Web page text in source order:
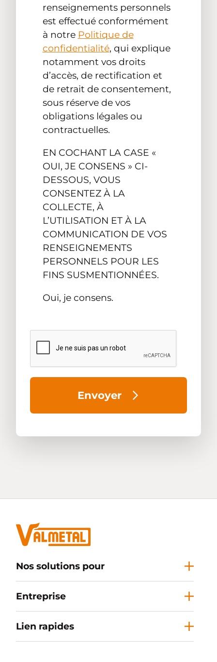
renseignements personnels
est effectué conformément
à notre Politique de
confidentialité, qui explique
notamment vos droits
d’accès, de rectification et
de retrait de consentement,
sous réserve de vos
obligations légales ou
contractuelles.
EN COCHANT LA CASE «
OUI, JE CONSENS » CI-
DESSOUS, VOUS
CONSENTEZ À LA
COLLECTE, À
L’UTILISATION ET À LA
COMMUNICATION DE VOS
RENSEIGNEMENTS
PERSONNELS POUR LES
FINS SUSMENTIONNÉES.
Oui, je consens.
Envoyer
Nos solutions pour
Entreprise
Lien rapides